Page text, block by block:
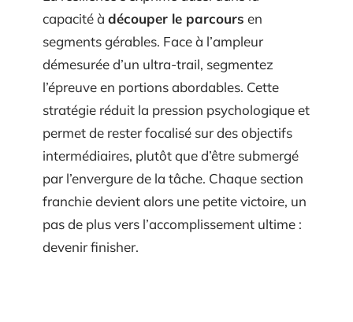
capacité à découper le parcours en
segments gérables. Face à l’ampleur
démesurée d’un ultra-trail, segmentez
l’épreuve en portions abordables. Cette
stratégie réduit la pression psychologique et
permet de rester focalisé sur des objectifs
intermédiaires, plutôt que d’être submergé
par l’envergure de la tâche. Chaque section
franchie devient alors une petite victoire, un
pas de plus vers l’accomplissement ultime :
devenir finisher.